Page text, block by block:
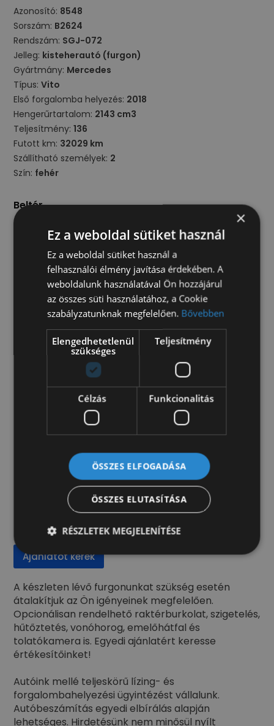
Azonosító: 8548
Sorszám: B2624
Rendszám: SGJ-072
Jelleg: kisteherautó (furgon)
Gyártmány: Mercedes
Típus:Vito
Első forgalomba helyezés: 2018
Hengerűrtartalom: 2143 cm3
Teljesítmény:136
Futott km: 32029 km
Szállítható személyek: 2
Szín: fehér
Beltér
centrálzár
fedélzeti számítógép
manuális klíma
szervokormány
vezetőoldali légzsák
elektromos ablak
Multimédia/Navigáció
elektromos indításgátló
8.990.000 Ft
Ajánlatot kérek
A készleten lévő furgonunkat szükség esetén
átalakítjuk az Ön igényeinek megfelelően.
Opcionálisan rendelhető raktérburkolat, szigetelés,
hűtőztetés, vonóhorog, emelőhátfal és
tolatókamera is. Egyedi ajánlatért keresse
értékesítőinket!
Autóink mellé teljeskörű lízing- és
forgalombahelyezési ügyintézést vállalunk.
Autóbeszámítás egyedi elbírálás alapján
lehetséges. Hirdetésünk nem minősül nyílt
×
Ez a weboldal sütiket használ
Ez a weboldal sütiket használ a
felhasználói élmény javítása érdekében. A
weboldalunk használatával Ön hozzájárul
az összes süti használatához, a Cookie
szabályzatunknak megfelelően. Bővebben
Elengedhetetlenül
szükséges
Teljesítmény
Célzás Funkcionalitás
ÖSSZES ELFOGADÁSA
ÖSSZES ELUTASÍTÁSA
RÉSZLETEK MEGJELENÍTÉSE